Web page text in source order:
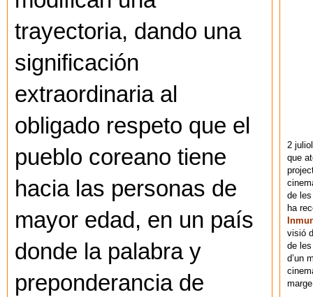
trayectoria, dando una
significación
extraordinaria al
obligado respeto que el
pueblo coreano tiene
hacia las personas de
mayor edad, en un país
donde la palabra y
preponderancia de
2
que
de
ha
visió
de
d’un